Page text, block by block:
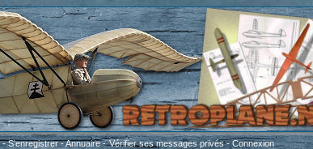
-S'enregistrer-Annuaire-Vérifier ses messages privés-Connexion